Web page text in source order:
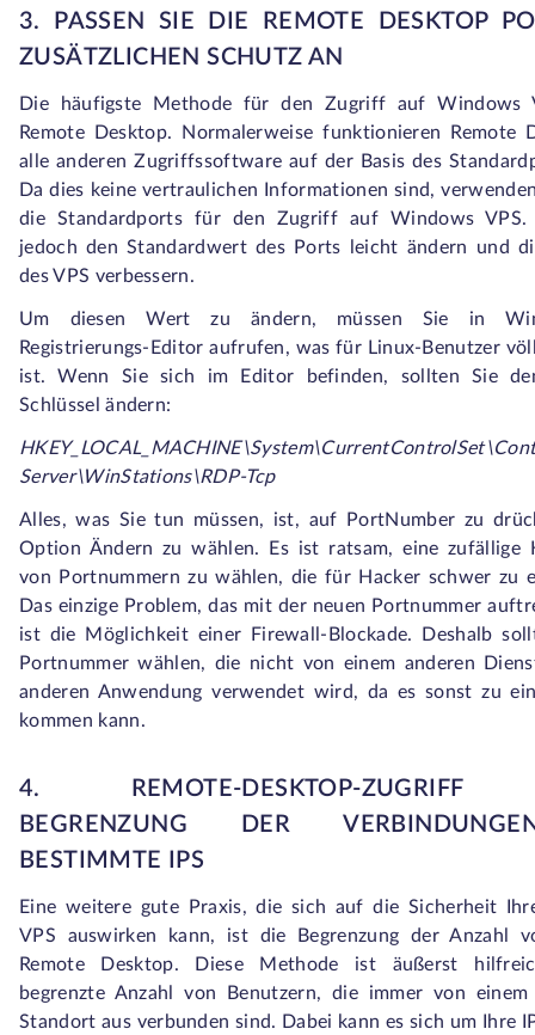
3. PASSEN SIE DIE REMOTE DESKTOP
ZUSÄTZLICHEN SCHUTZ AN
Die häufigste Methode für den Zugriff auf Windows
Remote Desktop. Normalerweise funktionieren Remote
alle anderen Zugriffssoftware auf der Basis des
Da dies keine vertraulichen Informationen sind,
die Standardports für den Zugriff auf Windows VPS.
jedoch den Standardwert des Ports leicht ändern und
des VPS verbessern.
Um diesen Wert zu ändern, müssen Sie in
Registrierungs-Editor aufrufen, was für Linux-Benutzer
ist. Wenn Sie sich im Editor befinden, sollten Sie
Schlüssel ändern:
Server\WinStations\RDP-Tcp
Alles, was Sie tun müssen, ist, auf PortNumber zu
Option Ändern zu wählen. Es ist ratsam, eine zufällige
von Portnummern zu wählen, die für Hacker schwer zu
Das einzige Problem, das mit der neuen Portnummer
ist die Möglichkeit einer Firewall-Blockade. Deshalb
Portnummer wählen, die nicht von einem anderen
anderen Anwendung verwendet wird, da es sonst zu
kommen kann.
4. REMOTE-DESKTOP-ZUGRIFF
BEGRENZUNG DER
BESTIMMTE IPS
Eine weitere gute Praxis, die sich auf die Sicherheit
VPS auswirken kann, ist die Begrenzung der Anzahl
Remote Desktop. Diese Methode ist äußerst
begrenzte Anzahl von Benutzern, die immer von einem
Standort aus verbunden sind. Dabei kann es sich um Ihre